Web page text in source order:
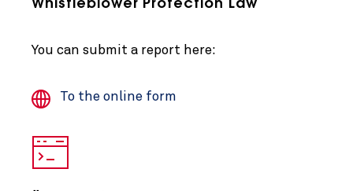
Whistleblower Protection Law
You can submit a report here:
To the online form